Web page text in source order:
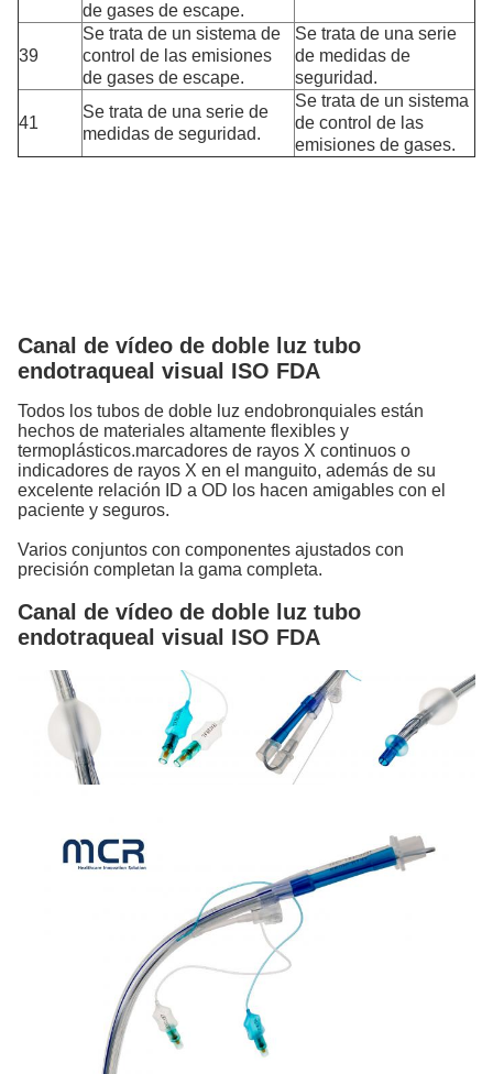
de gases de escape.
39
Se trata de un sistema de
control de las emisiones
de gases de escape.
Se trata de una serie
de medidas de
seguridad.
41
Se trata de una serie de
medidas de seguridad.
Se trata de un sistema
de control de las
emisiones de gases.
Canal de vídeo de doble luz tubo
endotraqueal visual ISO FDA
Todos los tubos de doble luz endobronquiales están
hechos de materiales altamente flexibles y
termoplásticos.marcadores de rayos X continuos o
indicadores de rayos X en el manguito, además de su
excelente relación ID a OD los hacen amigables con el
paciente y seguros.
Varios conjuntos con componentes ajustados con
precisión completan la gama completa.
Canal de vídeo de doble luz tubo
endotraqueal visual ISO FDA